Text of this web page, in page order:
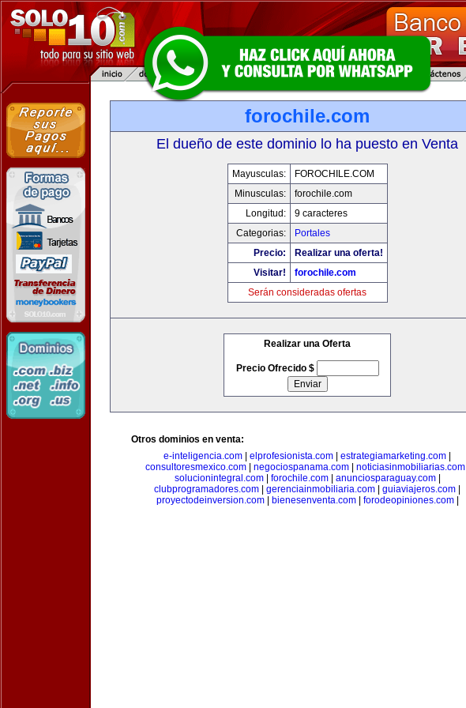
forochile.com
El dueño de este dominio lo ha puesto en Venta
Mayusculas:
FOROCHILE.COM
Minusculas:
forochile.com
Longitud:
9 caracteres
Categorias:
Portales
Precio:
Realizar una oferta!
Visitar!
forochile.com
Serán consideradas ofertas
Realizar una Oferta
Precio Ofrecido $
Otros dominios en venta:
e-inteligencia.com
elprofesionista.com estrategiamarketing.com
consultoresmexico.com| negociospanama.com| noticiasinmobiliarias.com|
solucionintegral.com| forochile.com| anunciosparaguay.com|
clubprogramadores.com
gerenciainmobiliaria.com guiaviajeros.com
proyectodeinversion.com| bienesenventa.com| forodeopiniones.com|